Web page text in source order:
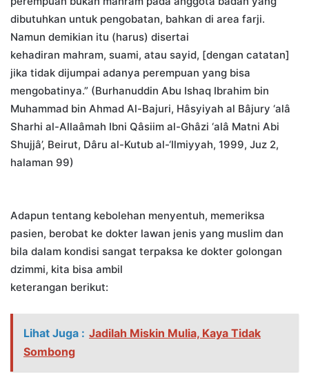
dibutuhkan untuk pengobatan, bahkan di area farji.
Namun demikian itu (harus) disertai
kehadiran mahram, suami, atau sayid, [dengan catatan]
jika tidak dijumpai adanya perempuan yang bisa
mengobatinya.” (Burhanuddin Abu Ishaq Ibrahim bin
Muhammad bin Ahmad Al-Bajuri, Hâsyiyah al Bâjury ‘alâ
Sharhi al-Allaâmah Ibni Qâsiim al-Ghâzi ‘alâ Matni Abi
Shujjâ’, Beirut, Dâru al-Kutub al-‘Ilmiyyah, 1999, Juz 2,
halaman 99)
Adapun tentang kebolehan menyentuh, memeriksa
pasien, berobat ke dokter lawan jenis yang muslim dan
bila dalam kondisi sangat terpaksa ke dokter golongan
dzimmi, kita bisa ambil
keterangan berikut:
Lihat Juga : Jadilah Miskin Mulia, Kaya Tidak
Sombong